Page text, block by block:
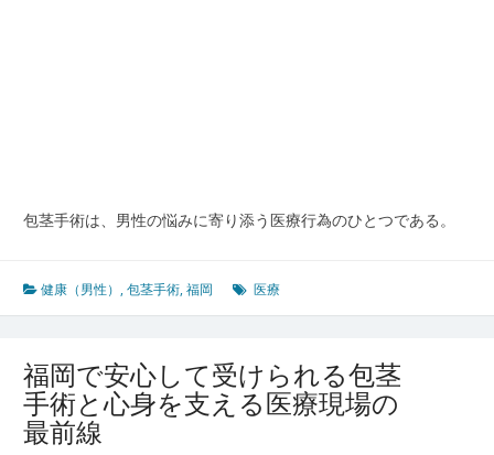
包茎手術は、男性の悩みに寄り添う医療行為のひとつである。
健康（男性） ,包茎手術,福岡 医療
福岡で安心して受けられる包茎
手術と心身を支える医療現場の
最前線